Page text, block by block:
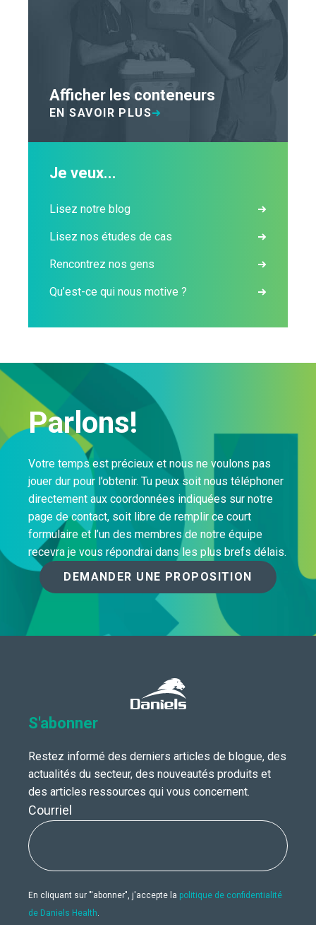
Afficher les conteneurs
EN SAVOIR PLUS
Je veux...
Lisez notre blog
Lisez nos études de cas
Rencontrez nos gens
Qu’est-ce qui nous motive ?
Parlons!
Votre temps est précieux et nous ne voulons pas
jouer dur pour l’obtenir. Tu peux soit nous téléphoner
directement aux coordonnées indiquées sur notre
page de contact, soit libre de remplir ce court
formulaire et l’un des membres de notre équipe
recevra je vous répondrai dans les plus brefs délais.
DEMANDER UNE PROPOSITION
S'abonner
Restez informé des derniers articles de blogue, des
actualités du secteur, des nouveautés produits et
des articles ressources qui vous concernent.
Courriel
En cliquant sur "'abonner", j'accepte la politique de confidentialité
de Daniels Health.